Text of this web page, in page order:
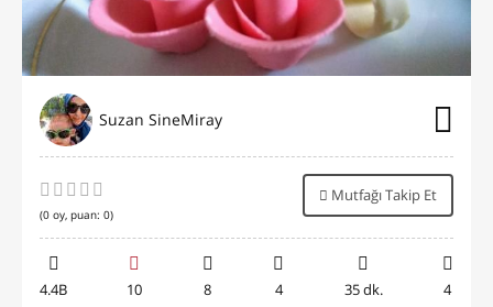
Suzan SineMiray
(0 oy, puan: 0)
Mutfağı Takip Et
4.4B 10 8 4 35 dk. 4